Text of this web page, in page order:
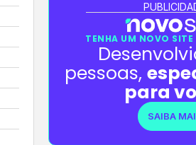
TENHA UM NOVO
pessoas,
para
SAIBA